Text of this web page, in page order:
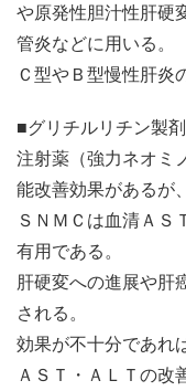
や原発性胆汁性肝硬
管炎などに用いる。
Ｃ型やＢ型慢性肝炎
■グリチルリチン製剤
注射薬（強力ネオミ
能改善効果があるが
ＳＮＭＣは血清ＡＳ
有用である。
肝硬変への進展や肝
される。
効果が不十分であれ
ＡＳＴ・ＡＬＴの改